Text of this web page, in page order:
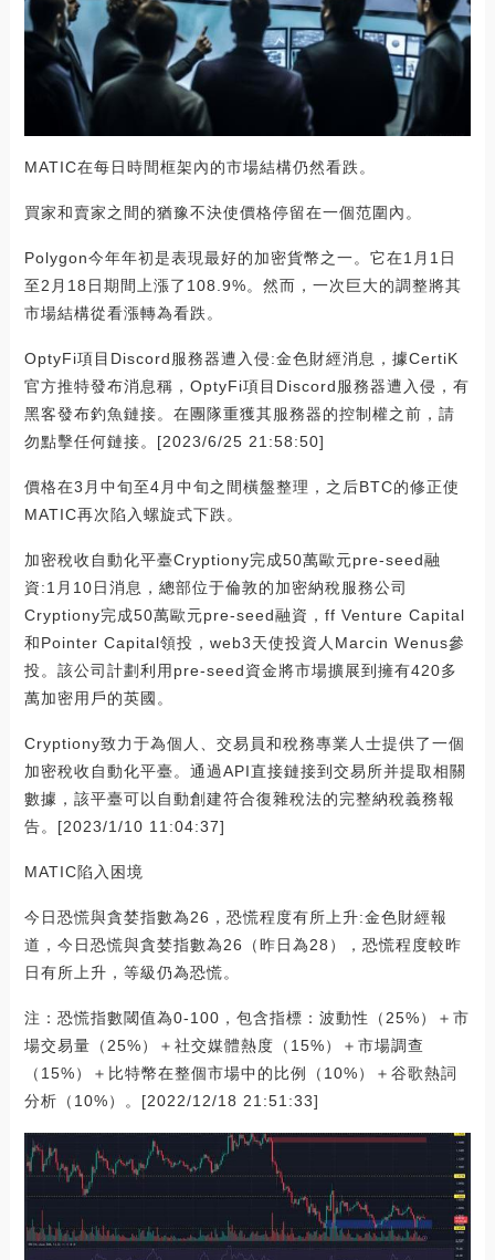
MATIC在每日時間框架內的市場結構仍然看跌。
買家和賣家之間的猶豫不決使價格停留在一個范圍內。
Polygon今年年初是表現最好的加密貨幣之一。它在1月1日
至2月18日期間上漲了108.9%。然而，一次巨大的調整將其
市場結構從看漲轉為看跌。
OptyFi項目Discord服務器遭入侵:金色財經消息，據CertiK
官方推特發布消息稱，OptyFi項目Discord服務器遭入侵，有
黑客發布釣魚鏈接。在團隊重獲其服務器的控制權之前，請
勿點擊任何鏈接。[2023/6/25 21:58:50]
價格在3月中旬至4月中旬之間橫盤整理，之后BTC的修正使
MATIC再次陷入螺旋式下跌。
加密稅收自動化平臺Cryptiony完成50萬歐元pre-seed融
資:1月10日消息，總部位于倫敦的加密納稅服務公司
Cryptiony完成50萬歐元pre-seed融資，ff Venture Capital
和Pointer Capital領投，web3天使投資人Marcin Wenus參
投。該公司計劃利用pre-seed資金將市場擴展到擁有420多
萬加密用戶的英國。
Cryptiony致力于為個人、交易員和稅務專業人士提供了一個
加密稅收自動化平臺。通過API直接鏈接到交易所并提取相關
數據，該平臺可以自動創建符合復雜稅法的完整納稅義務報
告。[2023/1/10 11:04:37]
MATIC陷入困境
今日恐慌與貪婪指數為26，恐慌程度有所上升:金色財經報
道，今日恐慌與貪婪指數為26（昨日為28），恐慌程度較昨
日有所上升，等級仍為恐慌。
注：恐慌指數閾值為0-100，包含指標：波動性（25%）＋市
場交易量（25%）＋社交媒體熱度（15%）＋市場調查
（15%）＋比特幣在整個市場中的比例（10%）＋谷歌熱詞
分析（10%）。[2022/12/18 21:51:33]